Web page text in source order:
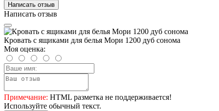
Написать отзыв
Написать отзыв
Кровать с ящиками для белья Мори 1200 дуб сонома
Моя оценка:
Примечание: HTML разметка не поддерживается!
Используйте обычный текст.